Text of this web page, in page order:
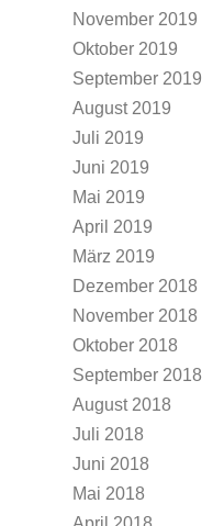
November 2019
Oktober 2019
September 2019
August 2019
Juli 2019
Juni 2019
Mai 2019
April 2019
März 2019
Dezember 2018
November 2018
Oktober 2018
September 2018
August 2018
Juli 2018
Juni 2018
Mai 2018